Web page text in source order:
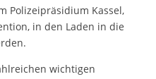
Polizeipräsidium Kassel,
in den Laden in die
wichtigen